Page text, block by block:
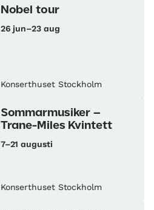
Nobel tour
26 jun–23 aug
Konserthuset Stockholm
Sommarmusiker –
Trane-Miles Kvintett
7–21 augusti
Konserthuset Stockholm